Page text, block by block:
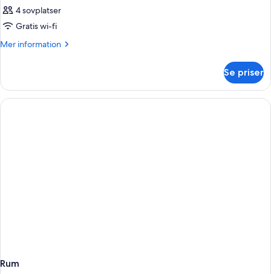
4 sovplatser
Gratis wi-fi
Mer information
Mer
Se priser
Rum